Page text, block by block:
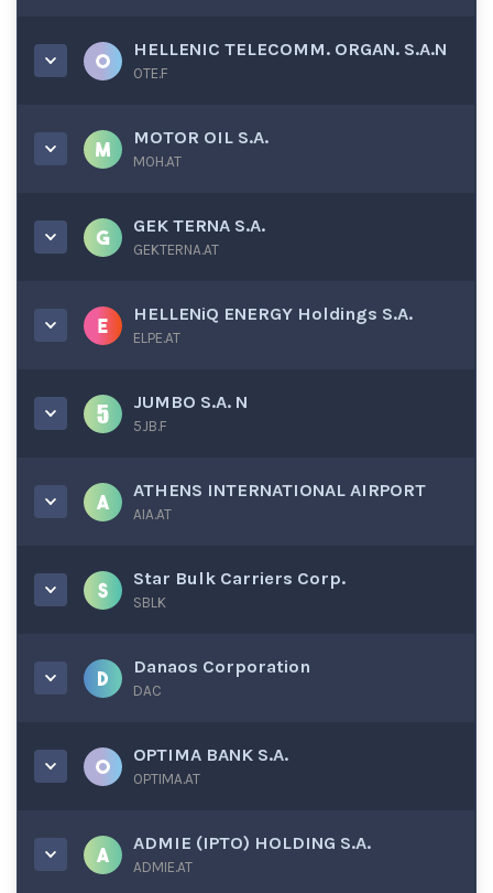
HELLENIC TELECOMM. ORGAN. S.A.N
OTE.F
MOTOR OIL S.A.
MOH.AT
GEK TERNA S.A.
GEKTERNA.AT
HELLENiQ ENERGY Holdings S.A.
ELPE.AT
JUMBO S.A. N
5JB.F
ATHENS INTERNATIONAL AIRPORT
AIA.AT
Star Bulk Carriers Corp.
SBLK
Danaos Corporation
DAC
OPTIMA BANK S.A.
OPTIMA.AT
ADMIE (IPTO) HOLDING S.A.
ADMIE.AT